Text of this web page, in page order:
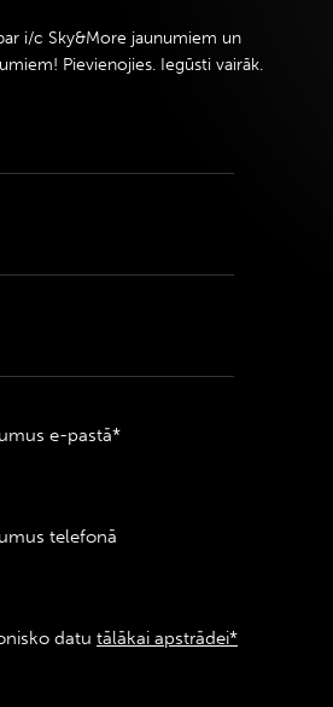
i/c Sky&More jaunumiem un
Pievienojies. Iegūsti vairāk.
e-pastā*
telefonā
datu tālākai apstrādei*